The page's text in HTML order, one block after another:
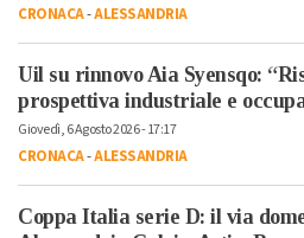
CRONACA-ALESSANDRIA
Uil su rinnovo Aia Syensqo:
prospettiva industriale e
Giovedì, 6 Agosto 2026 - 17:17
CRONACA-ALESSANDRIA
Coppa Italia serie D: il via